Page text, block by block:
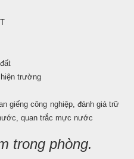
trường
giếng công nghiệp, đánh giá trữ
quan trắc mực nước
trong phòng.